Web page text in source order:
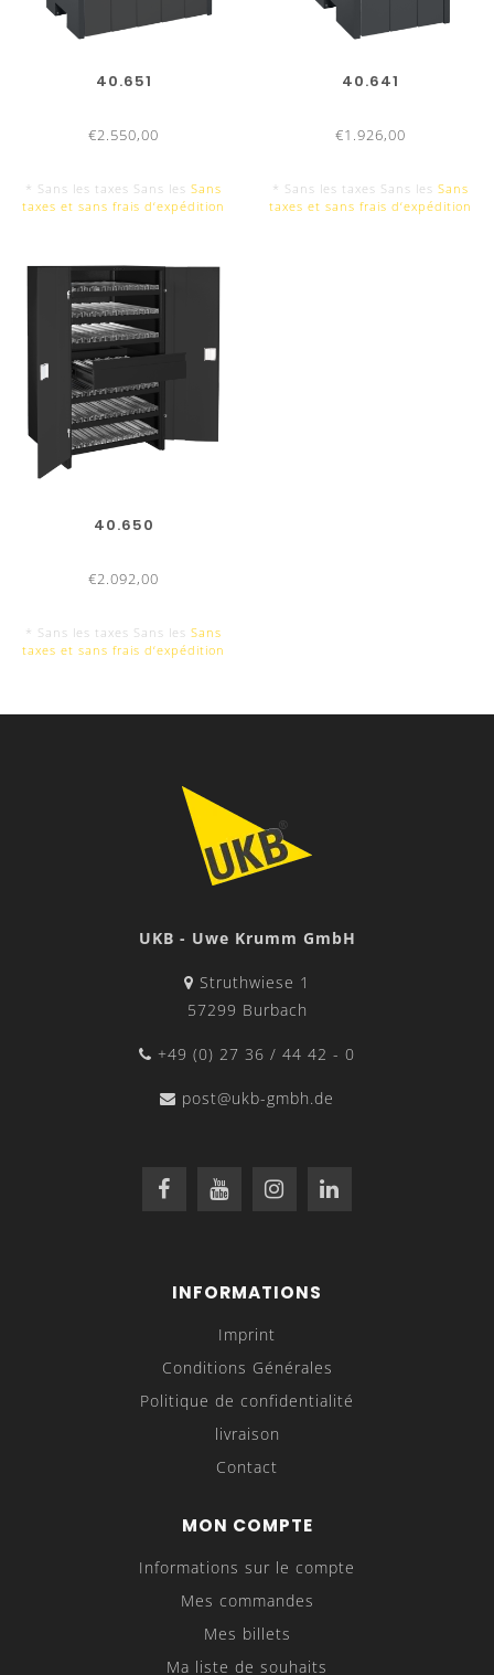
40.651
€2.550,00
* Sans les taxes Sans les Sans
taxes et sans frais d‘expédition
40.641
€1.926,00
* Sans les taxes Sans les Sans
taxes et sans frais d‘expédition
40.650
€2.092,00
* Sans les taxes Sans les Sans
taxes et sans frais d‘expédition
UKB - Uwe Krumm GmbH
Struthwiese 1
57299 Burbach
+49 (0) 27 36 / 44 42 - 0
post@ukb-gmbh.de
INFORMATIONS
Imprint
Conditions Générales
Politique de confidentialité
livraison
Contact
MON COMPTE
Informations sur le compte
Mes commandes
Mes billets
Ma liste de souhaits